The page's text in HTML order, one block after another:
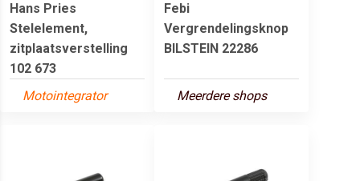
Hans Pries
Stelelement,
zitplaatsverstelling
102 673
Motointegrator
Febi
Vergrendelingsknop
BILSTEIN 22286
Meerdere shops